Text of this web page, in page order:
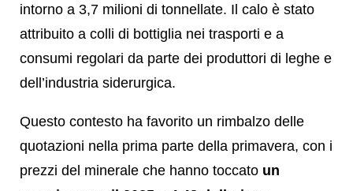
intorno a 3,7 milioni di tonnellate. Il calo è stato
attribuito a colli di bottiglia nei trasporti e a
consumi regolari da parte dei produttori di leghe e
dell’industria siderurgica.
Questo contesto ha favorito un rimbalzo delle
quotazioni nella prima parte della primavera, con i
prezzi del minerale che hanno toccato un